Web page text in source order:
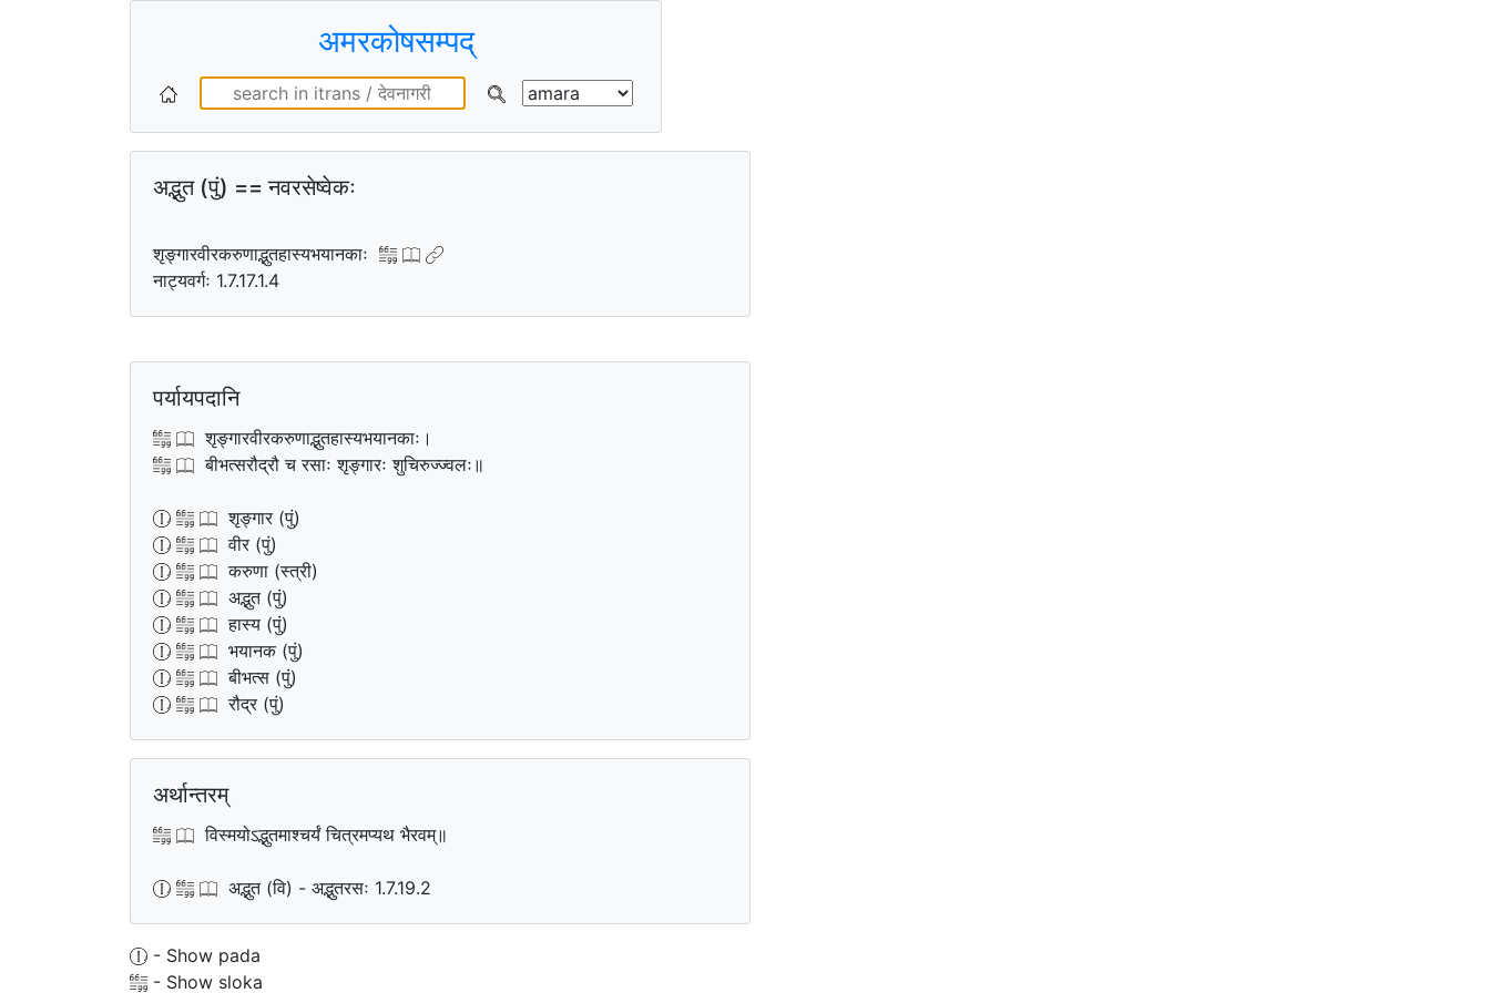
अमरकोषसम्पद्
अद्भुत (पुं) == नवरसेष्वेकः
शृङ्गारवीरकरुणाद्भुतहास्यभयानकाः
नाट्यवर्गः 1.7.17.1.4
पर्यायपदानि
शृङ्गारवीरकरुणाद्भुतहास्यभयानकाः।
बीभत्सरौद्रौ च रसाः शृङ्गारः शुचिरुज्ज्वलः॥
शृङ्गार (पुं)
वीर (पुं)
करुणा (स्त्री)
अद्भुत (पुं)
हास्य (पुं)
भयानक (पुं)
बीभत्स (पुं)
रौद्र (पुं)
अर्थान्तरम्
विस्मयोऽद्भुतमाश्चर्यं चित्रमप्यथ भैरवम्॥
अद्भुत (वि) - अद्भुतरसः 1.7.19.2
- Show pada
- Show sloka